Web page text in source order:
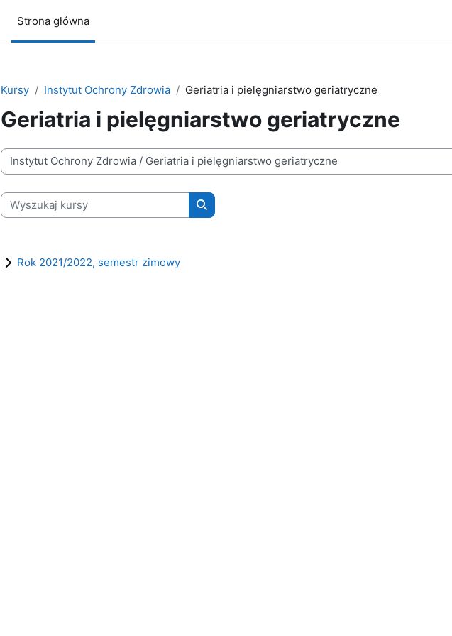
Strona główna
Kursy Instytut Ochrony Zdrowia Geriatria i pielęgniarstwo geriatryczne
Geriatria i pielęgniarstwo geriatryczne
Kategorie kursów
Wyszukaj kursy
Wyszukaj kursy
Rok 2021/2022, semestr zimowy